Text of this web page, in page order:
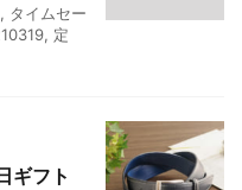
, タイムセー
, 定
ギフト